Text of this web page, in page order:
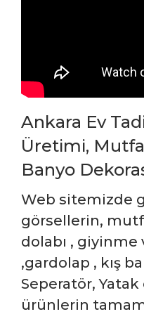
Ankara Ev
Üretimi,
Banyo
Web sitemizde
görsellerin,
dolabı , giyinme
,gardolap , kış
Seperatör,
ürünlerin